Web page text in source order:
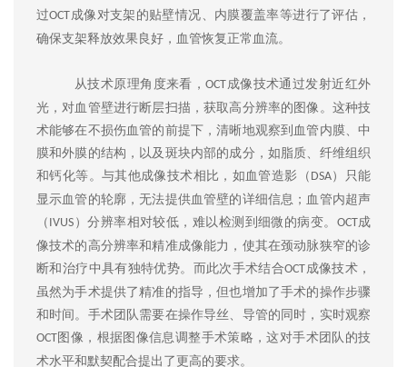
过OCT成像对支架的贴壁情况、内膜覆盖率等进行了评估，
确保支架释放效果良好，血管恢复正常血流。
从技术原理角度来看，OCT成像技术通过发射近红外
光，对血管壁进行断层扫描，获取高分辨率的图像。这种技
术能够在不损伤血管的前提下，清晰地观察到血管内膜、中
膜和外膜的结构，以及斑块内部的成分，如脂质、纤维组织
和钙化等。与其他成像技术相比，如血管造影（ DSA）只能
显示血管的轮廓，无法提供血管壁的详细信息；血管内超声
（ IVUS ）分辨率相对较低，难以检测到细微的病变。 OCT成
像技术的高分辨率和精准成像能力，使其在颈动脉狭窄的诊
断和治疗中具有独特优势。而此次手术结合OCT成像技术，
虽然为手术提供了精准的指导，但也增加了手术的操作步骤
和时间。手术团队需要在操作导丝、导管的同时，实时观察
OCT图像，根据图像信息调整手术策略，这对手术团队的技
术水平和默契配合提出了更高的要求。